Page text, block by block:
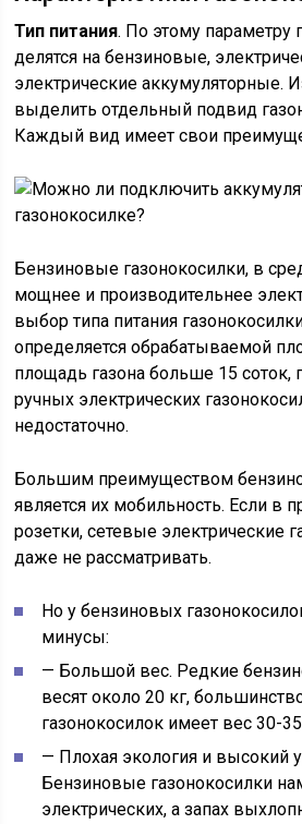
Тип питания. По этому параметру
делятся на бензиновые,
электрические аккумуляторные.
выделить отдельный подвид
Каждый вид имеет свои
Бензиновые газонокосилки, в
мощнее и производительнее
выбор типа питания
определяется обрабатываемой
площадь газона больше 15 соток,
ручных электрических
недостаточно.
Большим преимуществом
является их мобильность. Если в
розетки, сетевые электрические
даже не рассматривать.
Но у бензиновых
минусы:
— Большой вес. Редкие
весят около 20 кг,
газонокосилок имеет вес 30-
— Плохая экология и высокий
Бензиновые газонокосилки
электрических, а запах